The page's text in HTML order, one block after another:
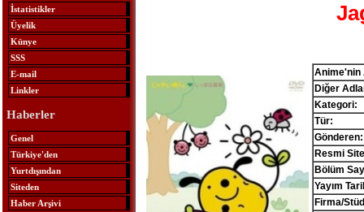
İstatistikler
Üyelik
Künye
SSS
E-mail
Linkler
Haberler
Genel
Türkiye'den
Yurtdışından
Siteden
Haber Arşivi
Anime'nin
Diğer
Kategori:
Tür:
Gönderen:
Resmi
Bölüm
Yayım
Firma/